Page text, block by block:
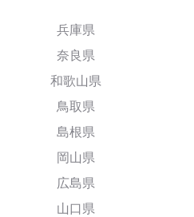
兵庫県
奈良県
和歌山県
鳥取県
島根県
岡山県
広島県
山口県